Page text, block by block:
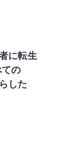
に転生
の
した